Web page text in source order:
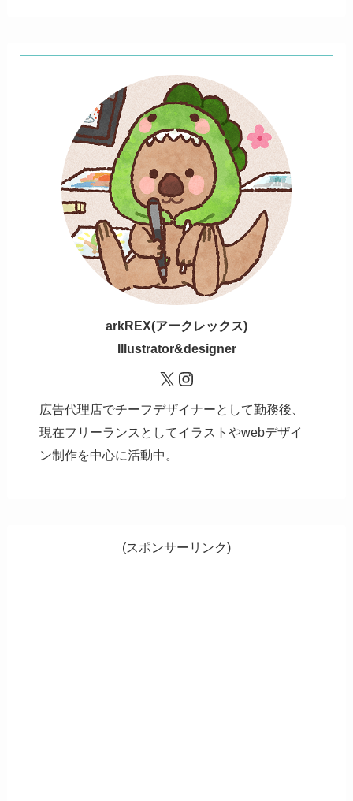
arkREX(アークレックス)
Illustrator&designer
X Instagram
広告代理店でチーフデザイナーとして勤務後、
現在フリーランスとしてイラストやwebデザイ
ン制作を中心に活動中。
(スポンサーリンク)